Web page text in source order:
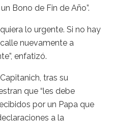
Bono de Fin de Año”.
lo urgente. Si no hay
nuevamente a
enfatizó.
tras su
que “les debe
por un Papa que
a la